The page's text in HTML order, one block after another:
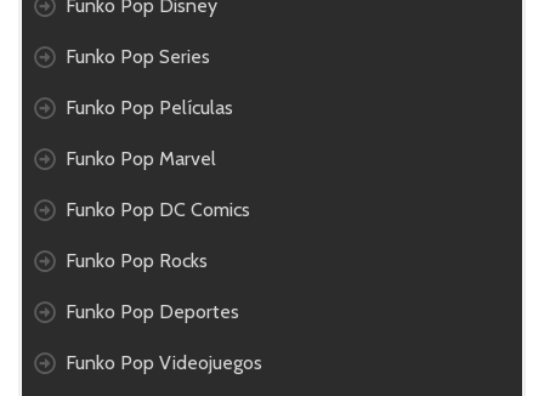
Funko Pop Disney
Funko Pop Series
Funko Pop Películas
Funko Pop Marvel
Funko Pop DC Comics
Funko Pop Rocks
Funko Pop Deportes
Funko Pop Videojuegos